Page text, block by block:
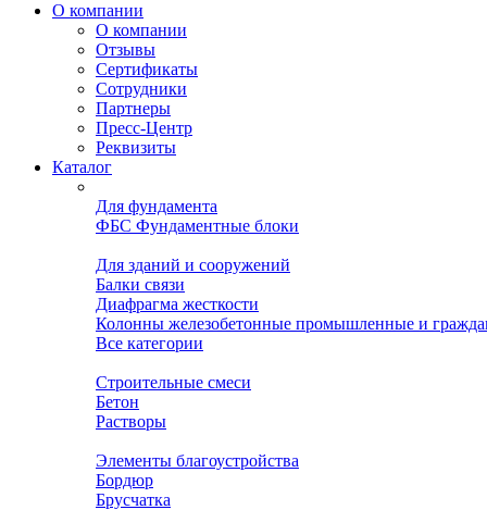
О компании
О компании
Отзывы
Сертификаты
Сотрудники
Партнеры
Пресс-Центр
Реквизиты
Каталог
Для фундамента
ФБС Фундаментные блоки
Для зданий и сооружений
Балки связи
Диафрагма жесткости
Колонны железобетонные промышленные и
Все категории
Строительные смеси
Бетон
Растворы
Элементы благоустройства
Бордюр
Брусчатка